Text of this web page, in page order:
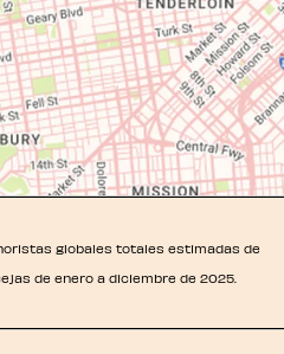
globales totales estimadas de
de enero a diciembre de 2025.